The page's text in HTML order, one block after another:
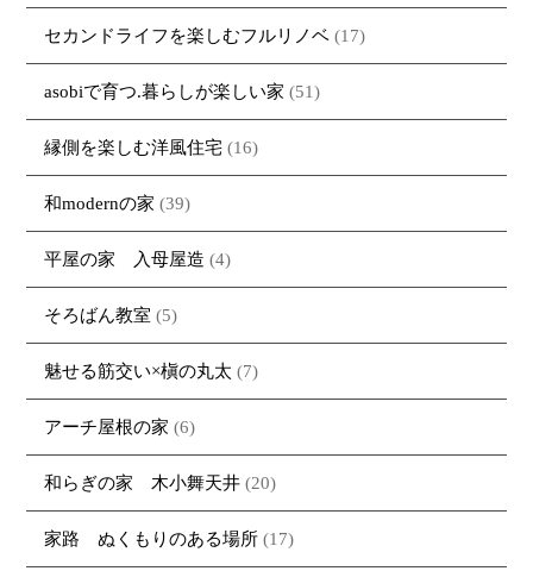
セカンドライフを楽しむフルリノベ (17)
asobiで育つ.暮らしが楽しい家 (51)
縁側を楽しむ洋風住宅 (16)
和modernの家 (39)
平屋の家 入母屋造 (4)
そろばん教室 (5)
魅せる筋交い×槇の丸太 (7)
アーチ屋根の家 (6)
和らぎの家 木小舞天井 (20)
家路 ぬくもりのある場所 (17)